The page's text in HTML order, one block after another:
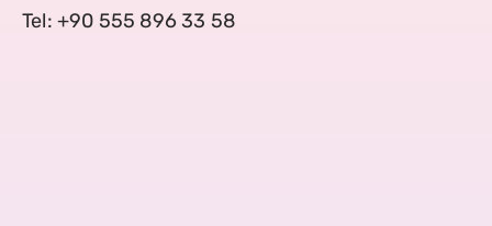
Tel: +90 555 896 33 58